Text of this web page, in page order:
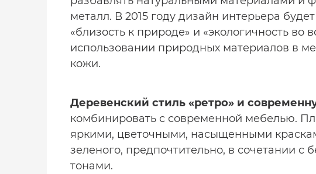
металл. В 2015 году дизайн интерьера
«близость к природе» и «экологичность во
использовании природных материалов в
кожи.
Деревенский стиль «ретро» и
комбинировать с современной мебелью.
яркими, цветочными, насыщенными
зеленого, предпочтительно, в сочетании
тонами.